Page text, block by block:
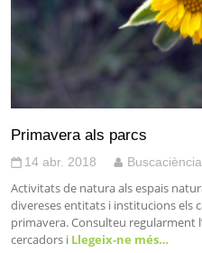
Primavera als parcs
14 abr. 2018 Buscaciència
Activitats de natura als espais
divereses entitats i institucions els
primavera. Consulteu regularment
cercadors i Llegeix-ne més…